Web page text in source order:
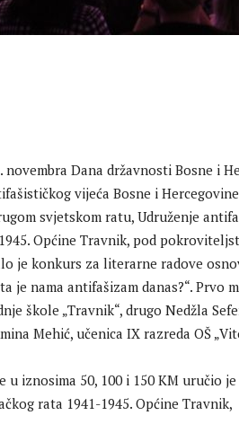
Dana državnosti Bosne i
vijeća Bosne i
svjetskom ratu, Udruženje
Općine Travnik, pod
je konkurs za literarne radove
je nama antifašizam danas?“. Prvo
škole „Travnik“, drugo Nedžla
Mehić, učenica IX razreda OŠ
u iznosima 50, 100 i 150 KM uručio
rata 1941-1945. Općine Travnik,